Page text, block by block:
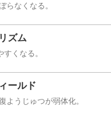
らなくなる。
ズム
くなる。
ールド
ようじゅつが弱体化。